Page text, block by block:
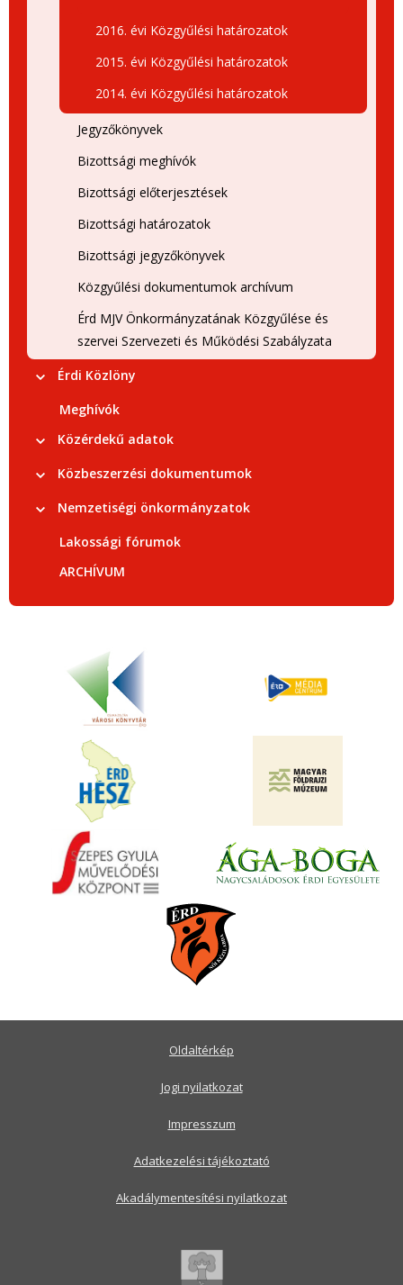
2016. évi Közgyűlési határozatok
2015. évi Közgyűlési határozatok
2014. évi Közgyűlési határozatok
Jegyzőkönyvek
Bizottsági meghívók
Bizottsági előterjesztések
Bizottsági határozatok
Bizottsági jegyzőkönyvek
Közgyűlési dokumentumok archívum
Érd MJV Önkormányzatának Közgyűlése és
szervei Szervezeti és Működési Szabályzata
Érdi Közlöny
Meghívók
Közérdekű adatok
Közbeszerzési dokumentumok
Nemzetiségi önkormányzatok
Lakossági fórumok
ARCHÍVUM
Oldaltérkép
Jogi nyilatkozat
Impresszum
Adatkezelési tájékoztató
Akadálymentesítési nyilatkozat